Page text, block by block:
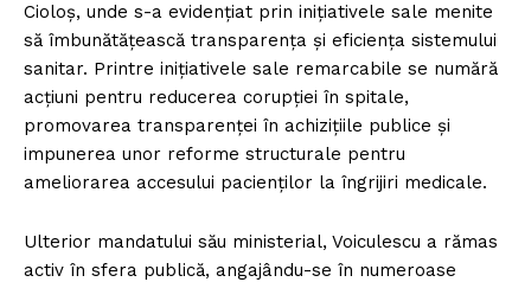
Cioloș, unde s-a evidențiat prin inițiativele sale menite
să îmbunătățească transparența și eficiența sistemului
sanitar. Printre inițiativele sale remarcabile se numără
acțiuni pentru reducerea corupției în spitale,
promovarea transparenței în achizițiile publice și
impunerea unor reforme structurale pentru
ameliorarea accesului pacienților la îngrijiri medicale.
Ulterior mandatului său ministerial, Voiculescu a rămas
activ în sfera publică, angajându-se în numeroase